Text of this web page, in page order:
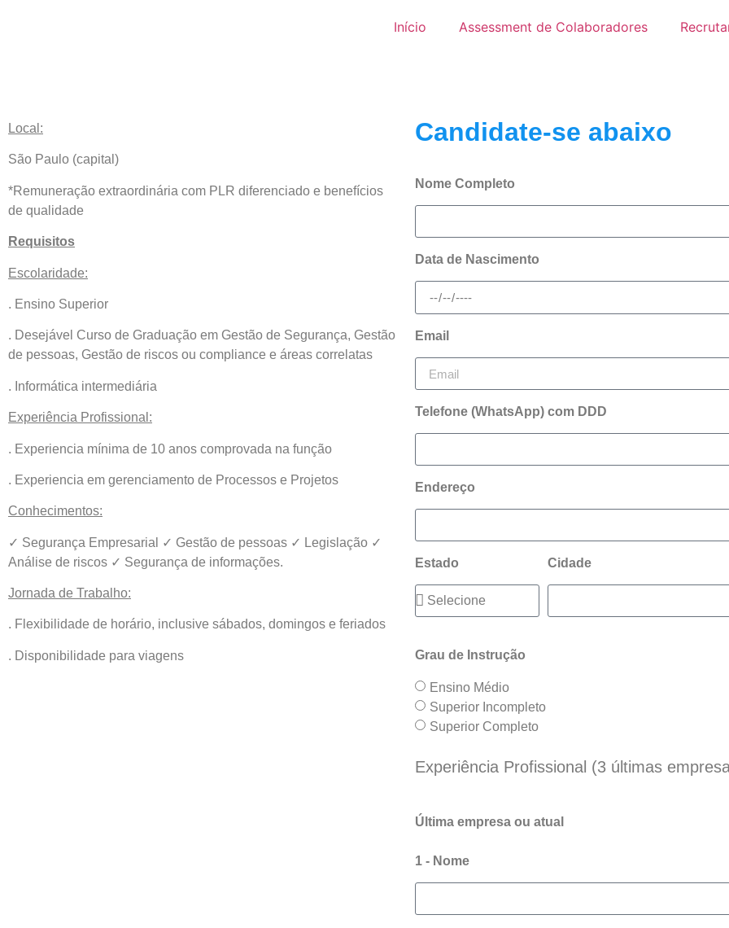
Início Assessment de Colaboradores
Local:
São Paulo (capital)
*Remuneração extraordinária com PLR diferenciado e benefícios
de qualidade
Requisitos
Escolaridade:
. Ensino Superior
. Desejável Curso de Graduação em Gestão de Segurança, Gestão
de pessoas, Gestão de riscos ou compliance e áreas correlatas
. Informática intermediária
Experiência Profissional:
. Experiencia mínima de 10 anos comprovada na função
. Experiencia em gerenciamento de Processos e Projetos
Conhecimentos:
✓ Segurança Empresarial ✓ Gestão de pessoas ✓ Legislação ✓
Análise de riscos ✓ Segurança de informações.
Jornada de Trabalho:
. Flexibilidade de horário, inclusive sábados, domingos e feriados
. Disponibilidade para viagens
Candidate-se abaixo
Nome Completo
Data de Nascimento
Email
Telefone (WhatsApp) com DDD
Endereço
Estado Cidade
Grau de Instrução
Ensino Médio
Superior Incompleto
Superior Completo
Experiência Profissional (3 últimas
Última empresa ou atual
1 - Nome